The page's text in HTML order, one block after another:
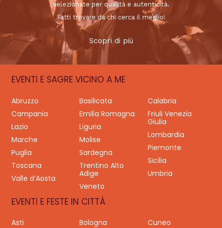
selezionate per qualità e autenticità.
Fatti trovare da chi cerca il meglio!
Scopri di più
EVENTI E SAGRE VICINO A ME
Abruzzo Basilicata
Calabria
Campania
Emilia Romagna
Friuli Venezia
Giulia
Lazio
Liguria
Lombardia
Marche
Molise
Piemonte
Puglia
Sardegna
Sicilia
Toscana
Trentino Alto
Adige
Umbria
Valle d’Aosta
Veneto
EVENTI E FESTE IN CITTÀ
Asti Bologna
Cuneo